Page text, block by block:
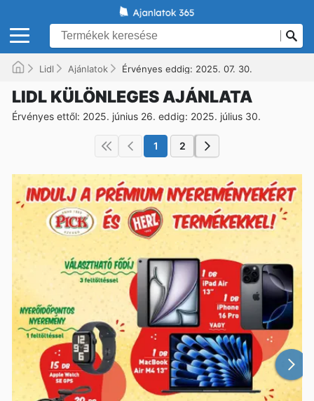
Lidl Ajánlatok Érvényes eddig: 2025. 07. 30.
LIDL KÜLÖNLEGES AJÁNLATA
Érvényes ettől: 2025. június 26. eddig: 2025. július 30.
1 2